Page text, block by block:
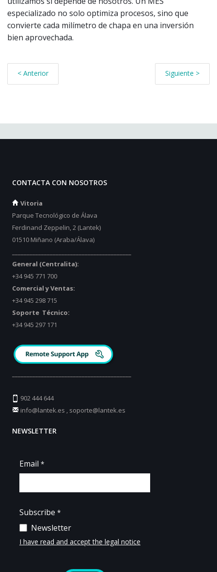
especializado no solo optimiza procesos, sino que
convierte cada milímetro de chapa en una inversión
bien aprovechada.
< Anterior Siguiente >
CONTACTA CON NOSOTROS
Vitoria
Parque Tecnológico de Álava
Ferdinand Zeppelin, 2 (Lantek)
01510 Miñano (Araba/Álava)
General (Centralita):
+34 945 771 700
Comercial y Ventas:
+34 945 298 715
Soporte Técnico:
+34 945 297 171
902 444 644
info@lantek.es , soporte@lantek.es
NEWSLETTER